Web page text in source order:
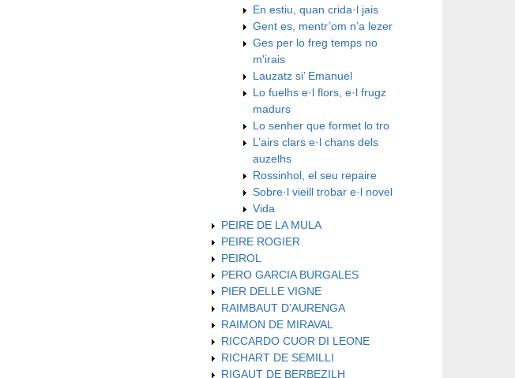
En estiu, quan crida·l jais
Gent es, mentr’om n’a lezer
Ges per lo freg temps no
m'irais
Lauzatz si’ Emanuel
Lo fuelhs e·l flors, e·l frugz
madurs
Lo senher que formet lo tro
L’airs clars e·l chans dels
auzelhs
Rossinhol, el seu repaire
Sobre·l vieill trobar e·l novel
Vida
PEIRE DE LA MULA
PEIRE ROGIER
PEIROL
PERO GARCIA BURGALES
PIER DELLE VIGNE
RAIMBAUT D'AURENGA
RAIMON DE MIRAVAL
RICCARDO CUOR DI LEONE
RICHART DE SEMILLI
RIGAUT DE BERBEZILH